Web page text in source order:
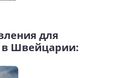
для
в Швейцарии: